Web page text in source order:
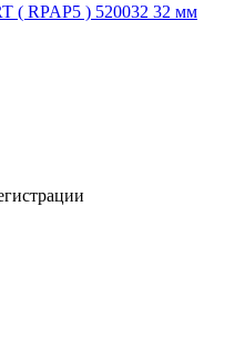
( RPAP5 ) 520032 32 мм